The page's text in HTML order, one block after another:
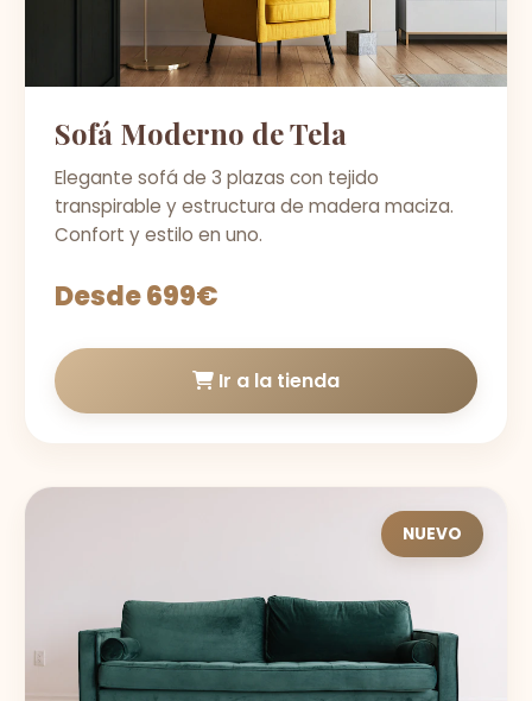
Sofá Moderno de Tela
Elegante sofá de 3 plazas con tejido
transpirable y estructura de madera maciza.
Confort y estilo en uno.
Desde 699€
Ir a la tienda
NUEVO